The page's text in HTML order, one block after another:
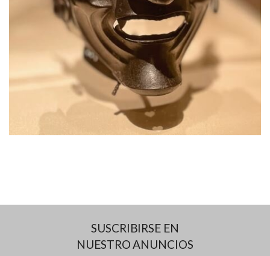
SUSCRIBIRSE EN
NUESTRO ANUNCIOS